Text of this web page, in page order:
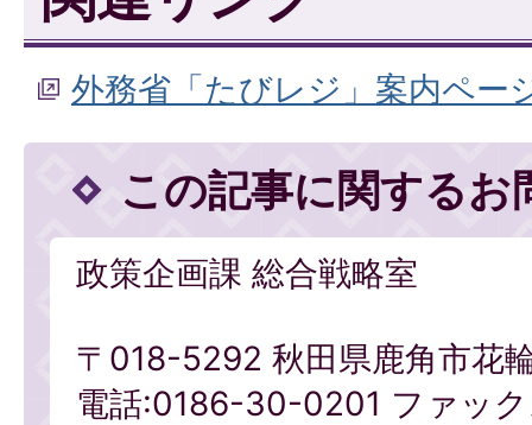
外務省「たびレジ」案内ペー
この記事に関するお
政策企画課 総合戦略室
〒018-5292 秋田県鹿角市花
電話:0186-30-0201 ファッ